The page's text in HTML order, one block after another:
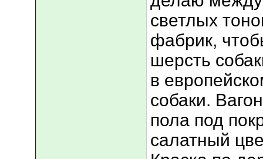
светлых
фабрик,
шерсть
в
собаки.
пола под
салатный